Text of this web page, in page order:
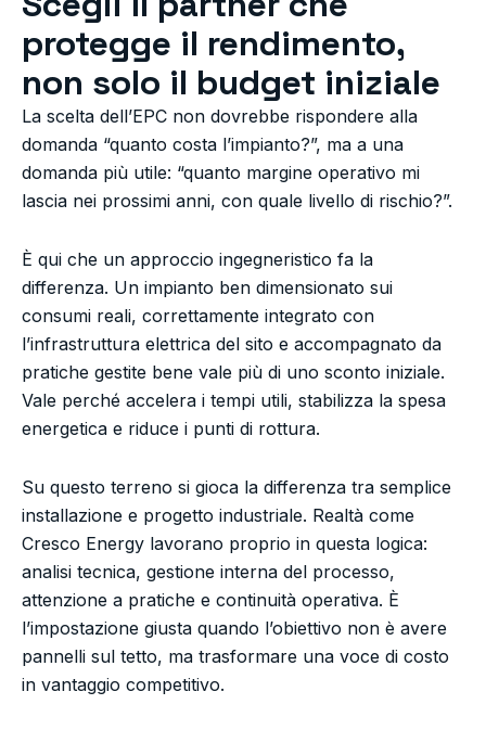
protegge il rendimento,
non solo il budget iniziale
La scelta dell’EPC non dovrebbe rispondere alla
domanda “quanto costa l’impianto?”, ma a una
domanda più utile: “quanto margine operativo mi
lascia nei prossimi anni, con quale livello di rischio?”.
È qui che un approccio ingegneristico fa la
differenza. Un impianto ben dimensionato sui
consumi reali, correttamente integrato con
l’infrastruttura elettrica del sito e accompagnato da
pratiche gestite bene vale più di uno sconto iniziale.
Vale perché accelera i tempi utili, stabilizza la spesa
energetica e riduce i punti di rottura.
Su questo terreno si gioca la differenza tra semplice
installazione e progetto industriale. Realtà come
Cresco Energy lavorano proprio in questa logica:
analisi tecnica, gestione interna del processo,
attenzione a pratiche e continuità operativa. È
l’impostazione giusta quando l’obiettivo non è avere
pannelli sul tetto, ma trasformare una voce di costo
in vantaggio competitivo.